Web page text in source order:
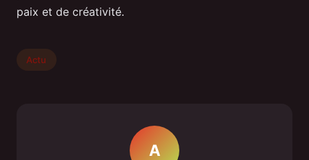
paix et de créativité.
Actu
A